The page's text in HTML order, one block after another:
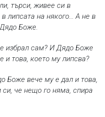
търси, живее си в
липсата на някого... А не в
Боже.
избрал сам? И Дядо Боже
и това, което му липсва?
Боже вече му е дал и това,
си, че нещо го няма, спира